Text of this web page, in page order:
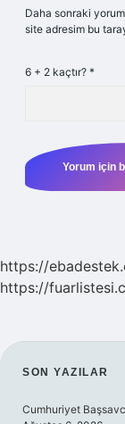
Daha sonraki
site adresim bu
6 + 2 kaçtır? *
https://
https://
SON YAZILAR
Cumhuriyet